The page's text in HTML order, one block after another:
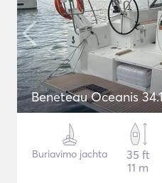
Beneteau Oceanis
Buriavimo jachta
35 ft
11 m